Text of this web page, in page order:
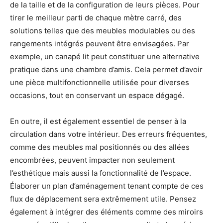
de la taille et de la configuration de leurs pièces. Pour
tirer le meilleur parti de chaque mètre carré, des
solutions telles que des meubles modulables ou des
rangements intégrés peuvent être envisagées. Par
exemple, un canapé lit peut constituer une alternative
pratique dans une chambre d’amis. Cela permet d’avoir
une pièce multifonctionnelle utilisée pour diverses
occasions, tout en conservant un espace dégagé.
En outre, il est également essentiel de penser à la
circulation dans votre intérieur. Des erreurs fréquentes,
comme des meubles mal positionnés ou des allées
encombrées, peuvent impacter non seulement
l’esthétique mais aussi la fonctionnalité de l’espace.
Élaborer un plan d’aménagement tenant compte de ces
flux de déplacement sera extrêmement utile. Pensez
également à intégrer des éléments comme des miroirs